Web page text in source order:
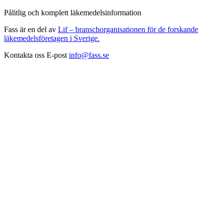
Pålitlig och komplett läkemedelsinformation
Fass är en del av Lif – branschorganisationen för de forskande
läkemedelsföretagen i Sverige.
Kontakta oss E-post info@fass.se